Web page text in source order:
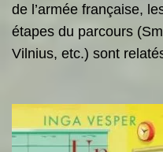
de l’armée française,
étapes du parcours
Vilnius, etc.) sont